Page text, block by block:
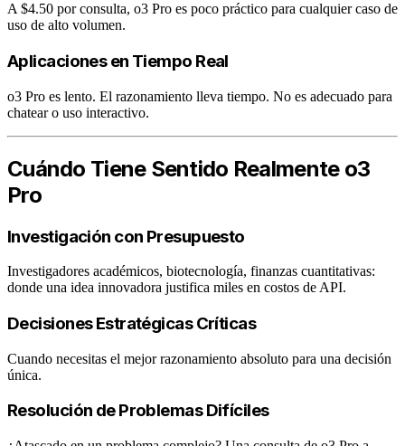
A $4.50 por consulta, o3 Pro es poco práctico para cualquier caso de
uso de alto volumen.
Aplicaciones en Tiempo Real
o3 Pro es lento. El razonamiento lleva tiempo. No es adecuado para
chatear o uso interactivo.
Cuándo Tiene Sentido Realmente o3
Pro
Investigación con Presupuesto
Investigadores académicos, biotecnología, finanzas cuantitativas:
donde una idea innovadora justifica miles en costos de API.
Decisiones Estratégicas Críticas
Cuando necesitas el mejor razonamiento absoluto para una decisión
única.
Resolución de Problemas Difíciles